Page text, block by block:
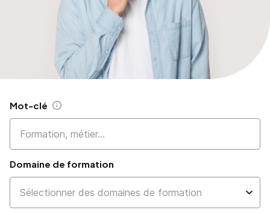
Mot-clé Aide
Domaine de formation